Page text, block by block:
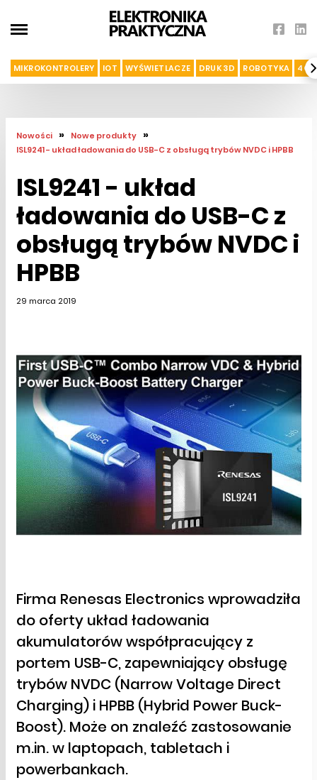
MIKROKONTROLERY IOT WYŚWIETLACZE DRUK 3D ROBOTYKA 4G I
Nowości » Nowe produkty »
ISL9241 - układ ładowania do USB-C z obsługą trybów NVDC i HPBB
ISL9241 - układ
ładowania do USB-C z
obsługą trybów NVDC i
HPBB
29 marca 2019
Firma Renesas Electronics wprowadziła
do oferty układ ładowania
akumulatorów współpracujący z
portem USB-C, zapewniający obsługę
trybów NVDC (Narrow Voltage Direct
Charging) i HPBB (Hybrid Power Buck-
Boost). Może on znaleźć zastosowanie
m.in. w laptopach, tabletach i
powerbankach.